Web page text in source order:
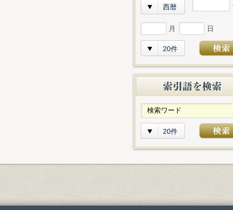
西暦
月 日
20件
20件